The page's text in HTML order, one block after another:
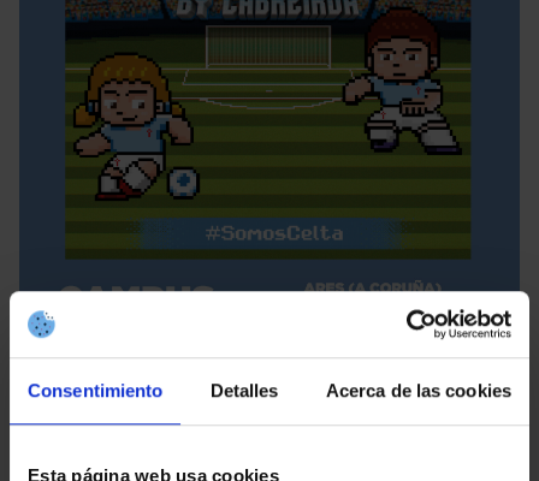
Consentimiento Detalles Acerca de las cookies
Esta página web usa cookies